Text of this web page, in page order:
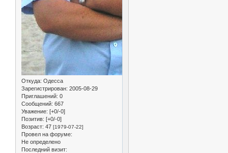
Откуда: Одесса
Зарегистрирован: 2005-08-29
Приглашений: 0
Сообщений: 667
Уважение: [+0/-0]
Позитив: [+0/-0]
Возраст: 47 [1979-07-22]
Провел на форуме:
Не определено
Последний визит: